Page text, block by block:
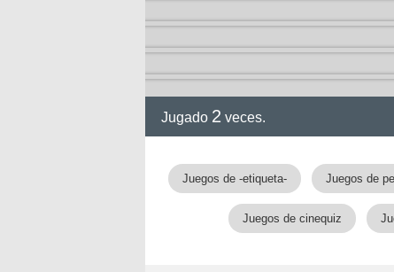
Jugado 2 veces.
Juegos de -etiqueta- Juegos de
Juegos de cinequiz